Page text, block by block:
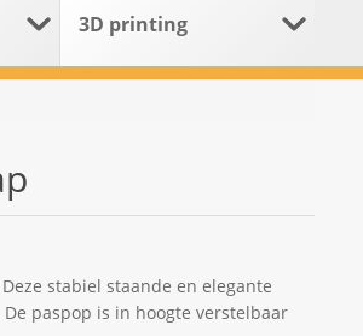
3D printing
stabiel staande en elegante
paspop is in hoogte verstelbaar